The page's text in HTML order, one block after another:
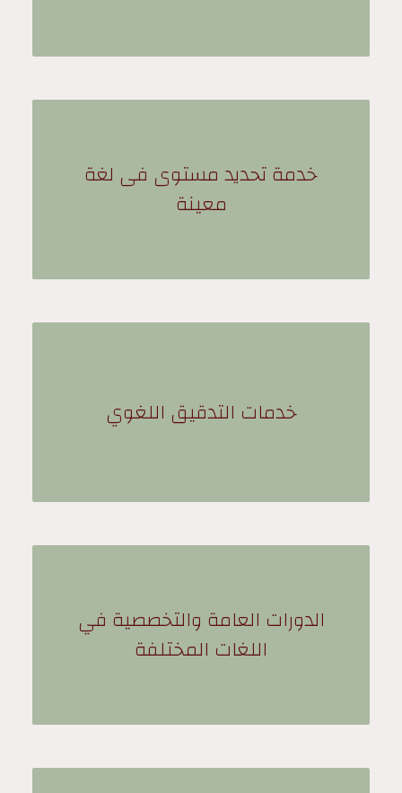
خدمة تحديد مستوى فى لغة
معينة
خدمات التدقيق اللغوي
الدورات العامة والتخصصية في
اللغات المختلفة